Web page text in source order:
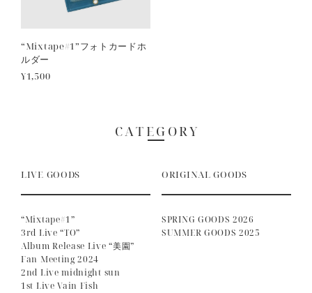
“Mixtape#1”フォトカードホ
ルダー
¥1,500
CATEGORY
LIVE GOODS
“Mixtape#1”
3rd Live “TO”
Album Release Live “美園”
Fan Meeting 2024
2nd Live midnight sun
1st Live Vain Fish
ORIGINAL GOODS
SPRING GOODS 2026
SUMMER GOODS 2025